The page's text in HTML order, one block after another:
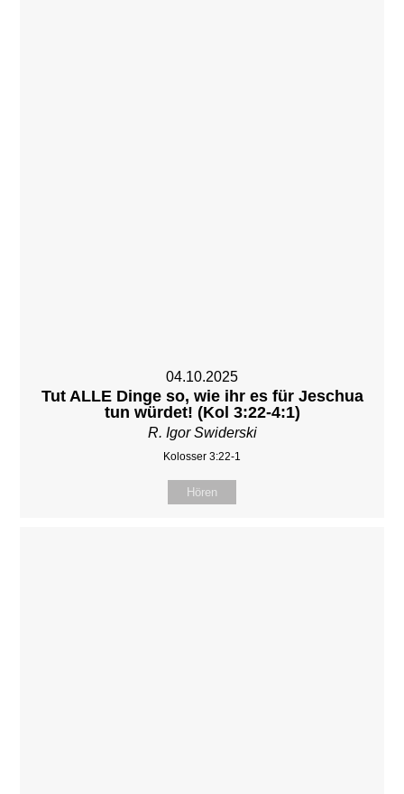
04.10.2025
Tut ALLE Dinge so, wie ihr es für Jeschua
tun würdet! (Kol 3:22-4:1)
R. Igor Swiderski
Kolosser 3:22-1
Hören